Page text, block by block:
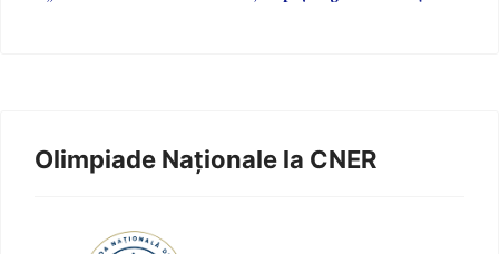
Olimpiade Naționale la CNER